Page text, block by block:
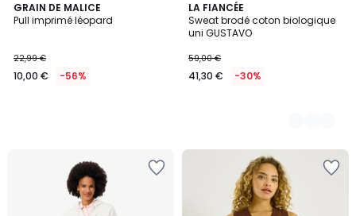
GRAIN DE MALICE
Pull imprimé léopard
22,99 €
10,00 € -56%
LA FIANCÉE
Sweat brodé coton biologique
uni GUSTAVO
59,00 €
41,30 € -30%
2
Couleurs